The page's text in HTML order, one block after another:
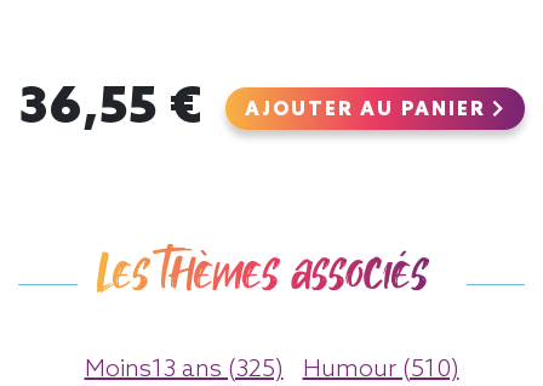
36,55 € AJOUTER AU PANIER
Les thèmes associés
Moins13 ans (325)
Humour (510)